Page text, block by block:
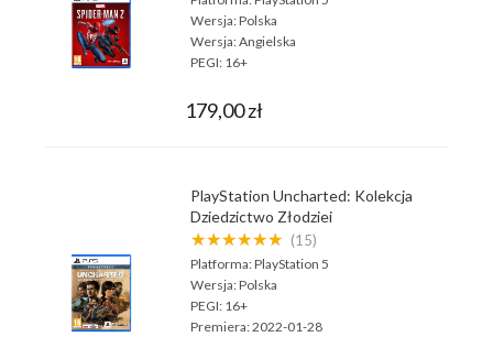
Wersja:Polska
Wersja:Angielska
PEGI: 16+
179,00 zł
PlayStation Uncharted: Kolekcja
Dziedzictwo Złodziei
★★★★★★ (15)
Platforma:PlayStation 5
Wersja:Polska
PEGI: 16+
Premiera:2022-01-28